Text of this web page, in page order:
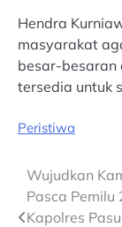
Hendra
masyarakat
besar-besaran
tersedia untuk
Peristiwa
Post
Wujudkan
Pasca Pemilu
Kapolres